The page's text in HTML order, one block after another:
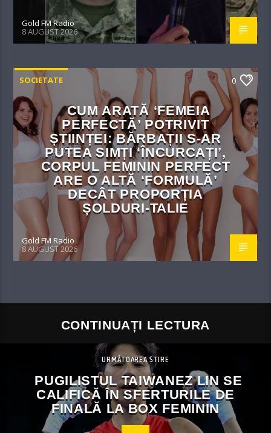
Gold FM Radio
8 AUGUST 2026
SOCIETATE 0
CUM ARATĂ ‘FEMEIA
PERFECTĂ’ POTRIVIT
ȘTIINȚEI: BĂRBAȚII S-AR
PUTEA SIMȚI ‘ÎNCURCAȚI’,
CORPUL FEMININ PERFECT
ARE O ALTĂ ‘FORMULĂ’
DECÂT PROPORȚIA
ȘOLDURI-TALIE
Gold FM Radio
8 AUGUST 2026
CONTINUAȚI LECTURA
URMĂTOAREA ȘTIRE
PUGILISTUL TAIWANEZ LIN SE
CALIFICĂ ÎN SFERTURILE DE
FINALĂ LA BOX FEMININ